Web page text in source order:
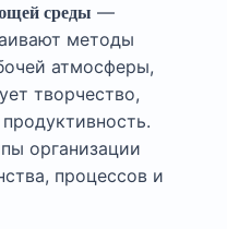
среды —
методы
атмосферы,
творчество,
организации
процессов и